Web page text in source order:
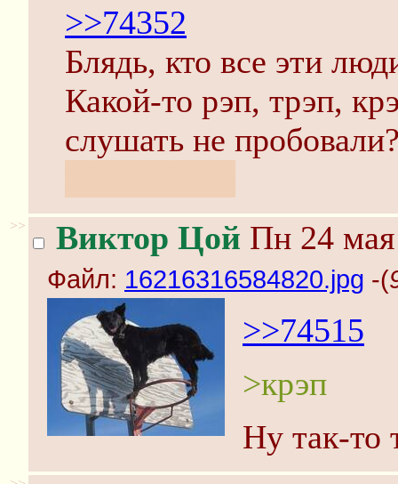
>>74352
Блядь, кто все эти
Какой-то рэп, трэп,
слушать не
>> Виктор Цой Пн 24
Файл: 16216316584820.jpg -(
>>74515
>крэп
Ну так-то